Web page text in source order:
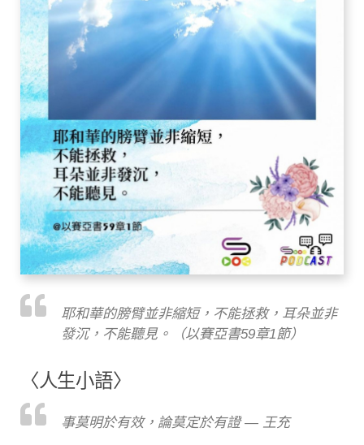
耶和華的膀臂並非縮短，不能拯救，耳朵並非
發沉，不能聽見。（以賽亞書59章1節）
〈人生小語〉
事莫明於有效，論莫定於有證 — 王充